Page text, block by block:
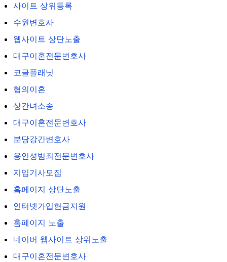
사이트 상위등록
수원변호사
웹사이트 상단노출
대구이혼전문변호사
코글플래닛
협의이혼
상간녀소송
대구이혼전문변호사
분당강간변호사
용인성범죄전문변호사
지입기사모집
홈페이지 상단노출
인터넷가입현금지원
홈페이지 노출
네이버 웹사이트 상위노출
대구이혼전문변호사